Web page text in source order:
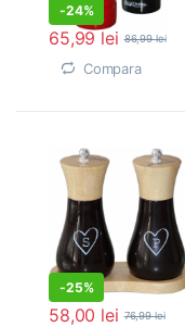
-24%
65,99lei 86,99lei
Compara
-25%
58,00 lei 76,99lei